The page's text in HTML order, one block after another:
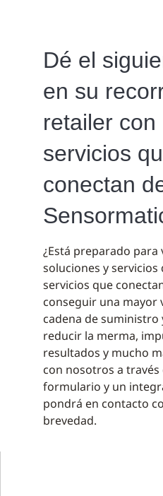
Dé el
en su
retailer con
servicios
conectan
¿Está preparado
soluciones y servicios
servicios que
conseguir una mayor
cadena de suministro
reducir la merma,
resultados y mucho
con nosotros a
formulario y un
pondrá en contacto
brevedad.